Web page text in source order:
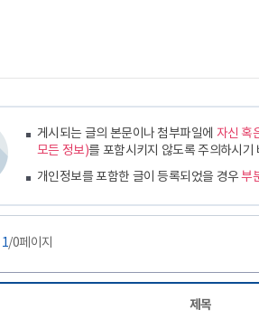
게시되는 글의 본문이나 첨부파일에 자신 혹
모든 정보)를 포함시키지 않도록 주의하시기
개인정보를 포함한 글이 등록되었을 경우부
1/0페이지
제목